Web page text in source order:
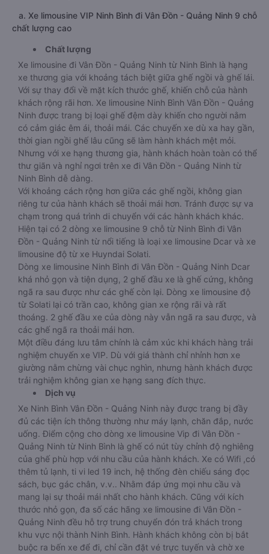
a. Xe limousine VIP Ninh Bình đi Vân Đồn - Quảng Ninh 9 chỗ
chất lượng cao
Chất lượng
Xe limousine đi Vân Đồn - Quảng Ninh từ Ninh Bình là hạng
xe thương gia với khoảng tách biệt giữa ghế ngồi và ghế lái.
Với sự thay đổi về mặt kích thước ghế, khiến chỗ của hành
khách rộng rãi hơn. Xe limousine Ninh Bình Vân Đồn - Quảng
Ninh được trang bị loại ghế đệm dày khiến cho người nằm
có cảm giác êm ái, thoải mái. Các chuyến xe dù xa hay gần,
thời gian ngồi ghế lâu cũng sẽ làm hành khách mệt mỏi.
Nhưng với xe hạng thương gia, hành khách hoàn toàn có thể
thư giãn và nghỉ ngơi trên xe đi Vân Đồn - Quảng Ninh từ
Ninh Bình dễ dàng.
Với khoảng cách rộng hơn giữa các ghế ngồi, không gian
riêng tư của hành khách sẽ thoải mái hơn. Tránh được sự va
chạm trong quá trình di chuyển với các hành khách khác.
Hiện tại có 2 dòng xe limousine 9 chỗ từ Ninh Bình đi Vân
Đồn - Quảng Ninh từ nổi tiếng là loại xe limousine Dcar và xe
limousine độ từ xe Huyndai Solati.
Dòng xe limousine Ninh Bình đi Vân Đồn - Quảng Ninh Dcar
khá nhỏ gọn và tiện dụng, 2 ghế đầu xe là ghế cứng, không
ngã ra sau được như các ghế còn lại. Dòng xe limousine độ
từ Solati lại có trần cao, không gian xe rộng rãi và rất
thoáng. 2 ghế đầu xe của dòng này vẫn ngã ra sau được, và
các ghế ngã ra thoải mái hơn.
Một điều đáng lưu tâm chính là cảm xúc khi khách hàng trải
nghiệm chuyến xe VIP. Dù với giá thành chỉ nhỉnh hơn xe
giường nằm chừng vài chục nghìn, nhưng hành khách được
trải nghiệm không gian xe hạng sang đích thực.
Dịch vụ
Xe Ninh Bình Vân Đồn - Quảng Ninh này được trang bị đầy
đủ các tiện ích thông thường như máy lạnh, chăn đắp, nước
uống. Điểm cộng cho dòng xe limousine Vip đi Vân Đồn -
Quảng Ninh từ Ninh Bình là ghế có nút tùy chỉnh độ nghiêng
của ghế phù hợp với nhu cầu của hành khách. Xe có Wifi ,có
thêm tủ lạnh, ti vi led 19 inch, hệ thống đèn chiếu sáng đọc
sách, bục gác chân, v.v.. Nhằm đáp ứng mọi nhu cầu và
mang lại sự thoải mái nhất cho hành khách. Cũng với kích
thước nhỏ gọn, đa số các hãng xe limousine đi Vân Đồn -
Quảng Ninh đều hỗ trợ trung chuyển đón trả khách trong
khu vực nội thành Ninh Bình. Hành khách không còn bị bắt
buộc ra bến xe để đi, chỉ cần đặt vé trực tuyến và chờ xe